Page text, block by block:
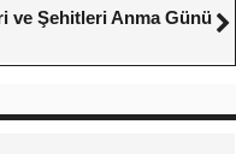
ve Şehitleri Anma Günü